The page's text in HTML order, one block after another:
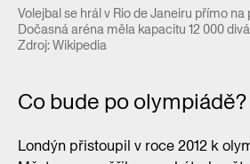
Volejbal se hrál v Rio de Janeiru přímo
Dočasná aréna měla kapacitu 12 000
Zdroj: Wikipedia
Co bude po olympiádě?
Londýn přistoupil v roce 2012 k